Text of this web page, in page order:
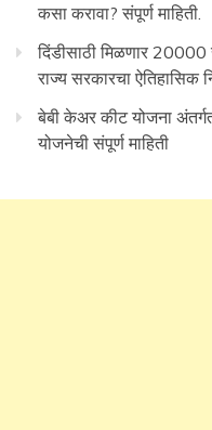
कसा करावा? संपूर्ण माहिती.
दिंडीसाठी मिळणार
राज्य सरकारचा ऐतिहासिक
बेबी केअर कीट योजना
योजनेची संपूर्ण माहिती